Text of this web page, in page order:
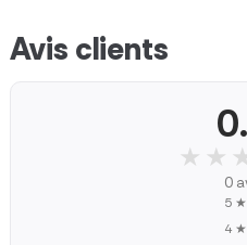
Avis clients
0
5 ★
4 ★